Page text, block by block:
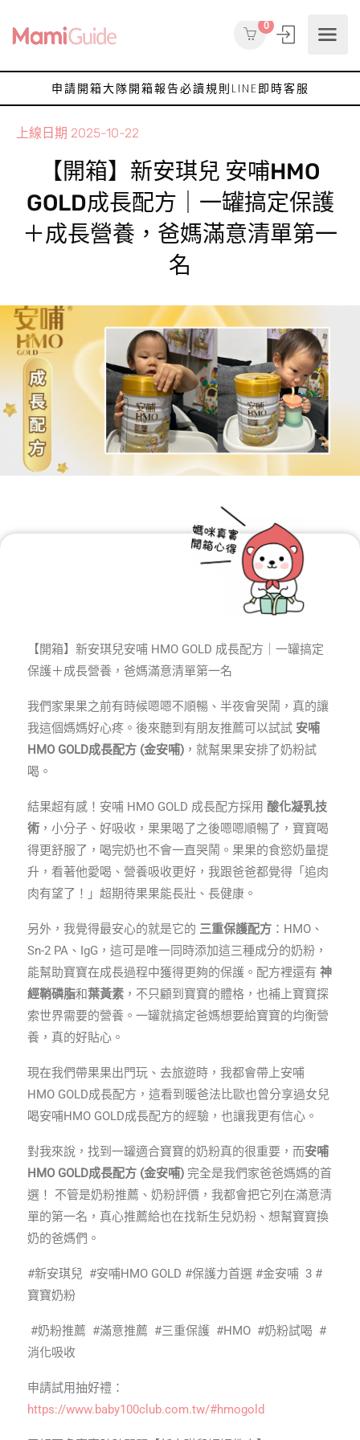
0
申請開箱大隊開箱報告必讀規則 LINE即時客服
上線日期 2025-10-22
【開箱】新安琪兒 安哺HMO
GOLD成長配方｜一罐搞定保護
＋成長營養，爸媽滿意清單第一
名
【開箱】新安琪兒安哺 HMO GOLD 成長配方｜一罐搞定
保護＋成長營養，爸媽滿意清單第一名
我們家果果之前有時候嗯嗯不順暢、半夜會哭鬧，真的讓
我這個媽媽好心疼。後來聽到有朋友推薦可以試試 安哺
HMO GOLD成長配方 (金安哺) ，就幫果果安排了奶粉試
喝。
結果超有感！安哺 HMO GOLD 成長配方採用 酸化凝乳技
術 ，小分子、好吸收，果果喝了之後嗯嗯順暢了，寶寶喝
得更舒服了，喝完奶也不會一直哭鬧。果果的食慾奶量提
升，看著他愛喝、營養吸收更好，我跟爸爸都覺得「追肉
肉有望了！」超期待果果能長壯、長健康。
另外，我覺得最安心的就是它的 三重保護配方 ：HMO、
Sn-2 PA、IgG，這可是唯一同時添加這三種成分的奶粉，
能幫助寶寶在成長過程中獲得更夠的保護。配方裡還有 神
經鞘磷脂和葉黃素 ，不只顧到寶寶的體格，也補上寶寶探
索世界需要的營養。一罐就搞定爸媽想要給寶寶的均衡營
養，真的好貼心。
現在我們帶果果出門玩、去旅遊時，我都會帶上安哺
HMO GOLD成長配方，這看到暖爸法比歐也曾分享過女兒
喝安哺HMO GOLD成長配方的經驗，也讓我更有信心。
對我來說，找到一罐適合寶寶的奶粉真的很重要，而安哺
HMO GOLD成長配方 (金安哺) 完全是我們家爸爸媽媽的首
選！
不管是奶粉推薦、奶粉評價，我都會把它列在滿意清
單的第一名，真心推薦給也在找新生兒奶粉、想幫寶寶換
奶的爸媽們。
#新安琪兒 #安哺HMO GOLD #保護力首選 #金安哺 3 #
寶寶奶粉
#奶粉推薦 #滿意推薦 #三重保護 #HMO #奶粉試喝 #
消化吸收
申請試用抽好禮：
https://www.baby100club.com.tw/#hmogold